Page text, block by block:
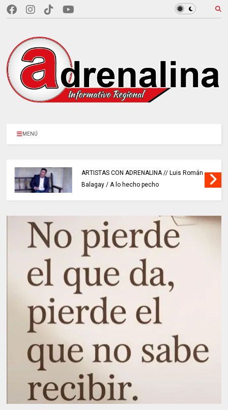
MENÚ
ARTISTAS CON ADRENALINA // Luis Román
Balagay / A lo hecho pecho